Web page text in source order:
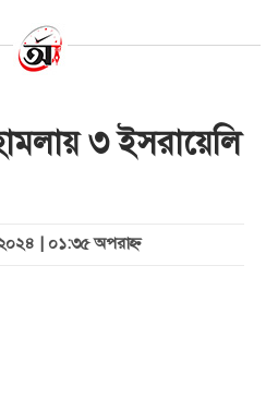
৩ ইসরায়েলি
| ০১:৩৫ অপরাহ্ণ